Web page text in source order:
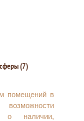
(7)
помещений в
о наличии,